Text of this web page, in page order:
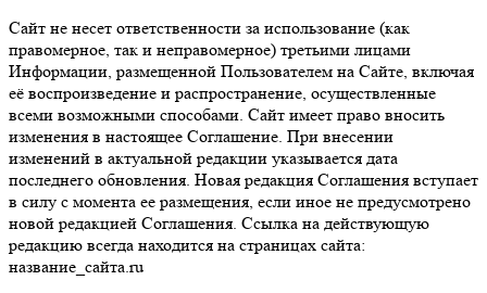
Сайт не несет ответственности за использование (как
правомерное, так и неправомерное) третьими лицами
Информации, размещенной Пользователем на Сайте, включая
её воспроизведение и распространение, осуществленные
всеми возможными способами. Сайт имеет право вносить
изменения в настоящее Соглашение. При внесении
изменений в актуальной редакции указывается дата
последнего обновления. Новая редакция Соглашения вступает
в силу с момента ее размещения, если иное не предусмотрено
новой редакцией Соглашения. Ссылка на действующую
редакцию всегда находится на страницах сайта:
название_сайта.ru